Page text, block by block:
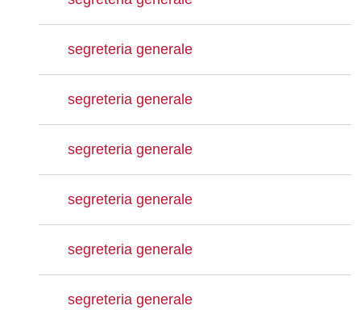
segreteria generale
segreteria generale
segreteria generale
segreteria generale
segreteria generale
segreteria generale